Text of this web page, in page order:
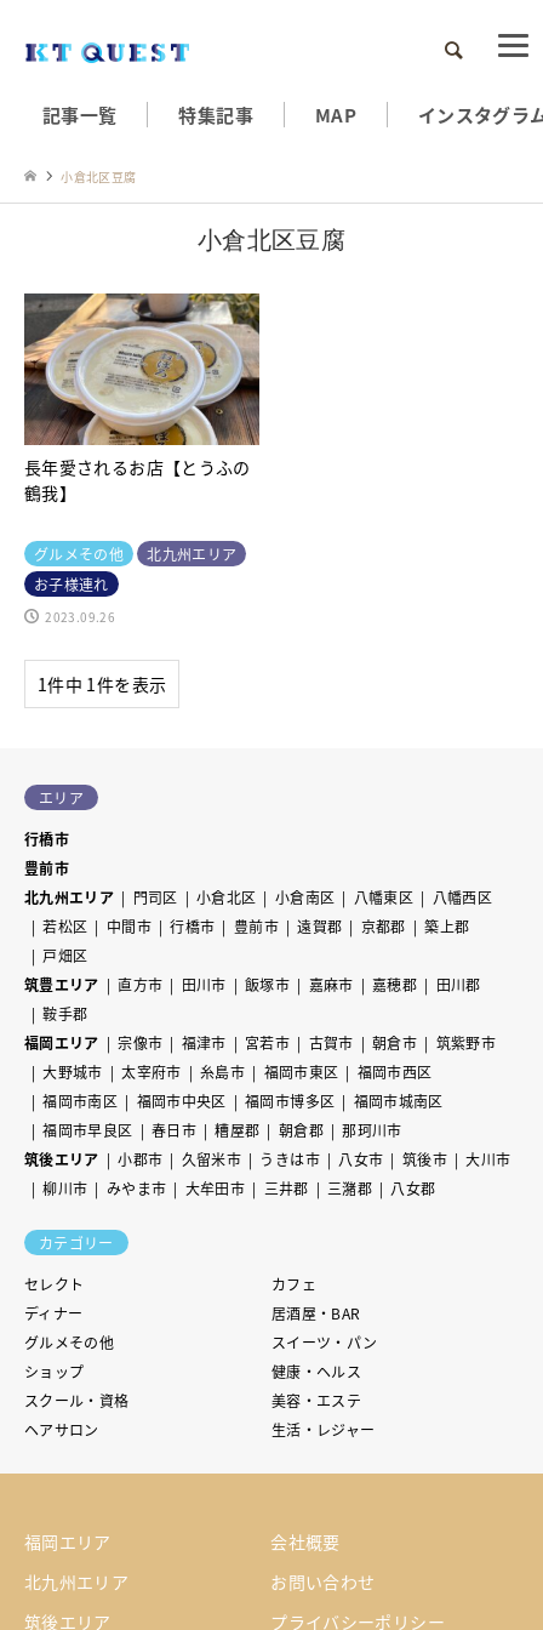
検索
記事一覧 特集記事 MAP インスタグラ
小倉北区豆腐
小倉北区豆腐
長年愛されるお店【とうふの
鶴我】
グルメその他
北九州エリア
お子様連れ
2023.09.26
1件中 1件を表示
エリア
行橋市
豊前市
北九州エリア
門司区 小倉北区 小倉南区 八幡東区
八幡西区
若松区
中間市 行橋市 豊前市 遠賀郡 京都郡
築上郡
戸畑区
筑豊エリア
直方市 田川市 飯塚市 嘉麻市 嘉穂郡
田川郡
鞍手郡
福岡エリア
宗像市 福津市 宮若市 古賀市 朝倉市
筑紫野市
大野城市
太宰府市 糸島市 福岡市東区
福岡市西区
福岡市南区
福岡市中央区 福岡市博多区
福岡市城南区
福岡市早良区
春日市 糟屋郡 朝倉郡
那珂川市
筑後エリア
小郡市 久留米市 うきは市 八女市 筑後市
大川市
柳川市
みやま市 大牟田市 三井郡 三潴郡 八女郡
カテゴリー
セレクト
カフェ
ディナー
居酒屋・BAR
グルメその他
スイーツ・パン
ショップ
健康・ヘルス
スクール・資格
美容・エステ
ヘアサロン
生活・レジャー
福岡エリア
北九州エリア
筑後エリア
会社概要
お問い合わせ
プライバシーポリシー